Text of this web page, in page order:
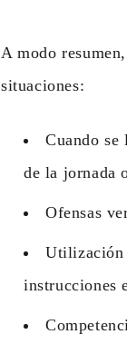
A modo
situaciones:
Cuando se
de la jornada
Ofensas
Utilización
instrucciones